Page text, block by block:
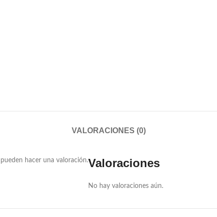
VALORACIONES (0)
Valoraciones
No hay valoraciones aún.
hacer una valoración.